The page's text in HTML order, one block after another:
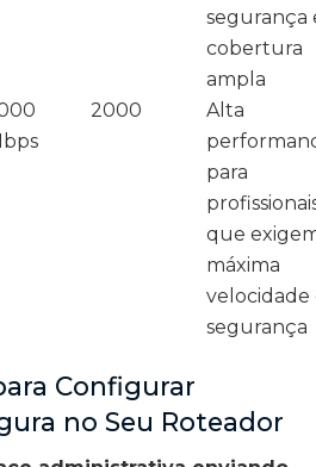
segurança
cobertura
ampla
2000
Alta
para
que
máxima
velocidade
segurança
Configurar
no Seu Roteador